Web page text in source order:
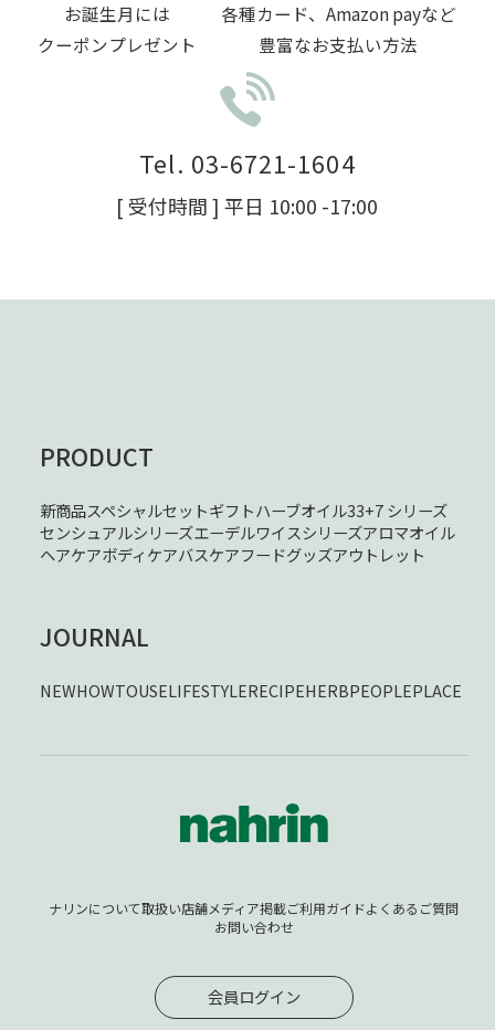
お誕生月には
クーポンプレゼント
各種カード、Amazon payなど
豊富なお支払い方法
Tel. 03-6721-1604
[ 受付時間 ] 平日 10:00 -17:00
PRODUCT
新商品スペシャルセットギフトハーブオイル33+7 シリーズ
センシュアルシリーズエーデルワイスシリーズアロマオイル
ヘアケアボディケアバスケアフードグッズアウトレット
JOURNAL
NEWHOWTOUSELIFESTYLERECIPEHERBPEOPLEPLACE
ナリンについて取扱い店舗メディア掲載ご利用ガイドよくあるご質問
お問い合わせ
会員ログイン